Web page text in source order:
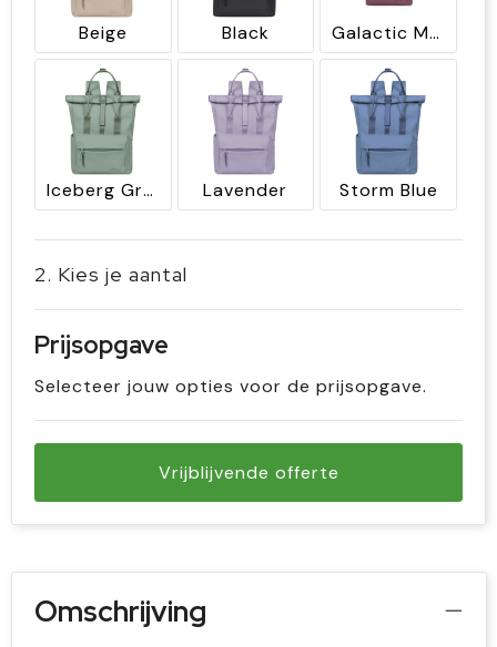
Beige Black Galactic Mauve
Iceberg Green Lavender Storm Blue
2. Kies je aantal
Prijsopgave
Selecteer jouw opties voor de prijsopgave.
Vrijblijvende offerte
Omschrijving